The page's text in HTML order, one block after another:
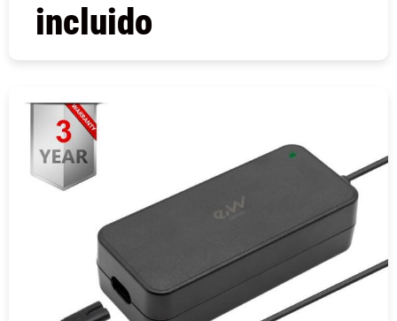
incluido